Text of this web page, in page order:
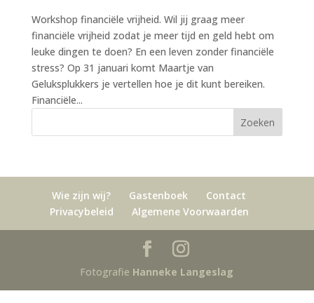
Workshop financiële vrijheid. Wil jij graag meer
financiële vrijheid zodat je meer tijd en geld hebt om
leuke dingen te doen? En een leven zonder financiële
stress? Op 31 januari komt Maartje van
Geluksplukkers je vertellen hoe je dit kunt bereiken.
Financiële...
Wie zijn wij? Gastenboek
Contact
Privacybeleid
Algemene Voorwaarden
Fotografie Hanneke Langeslag